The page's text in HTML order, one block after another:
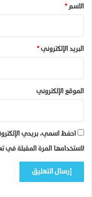
*الاسم *
البريد الإلكتروني *
الموقع الإلكتروني
احفظ اسمي، بريدي
لاستخدامها المرة المقبلة في